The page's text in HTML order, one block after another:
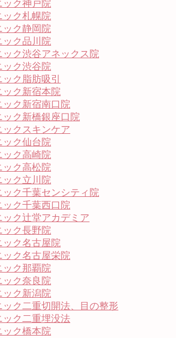
ック神戸院
ック札幌院
ック静岡院
ック品川院
ク渋谷アネックス院
ック渋谷院
ク脂肪吸引
ク新宿本院
ク新宿南口院
ク新橋銀座口院
クスキンケア
ック仙台院
ック高崎院
ック高松院
ック立川院
ク千葉センシティ院
ク千葉西口院
ク辻堂アカデミア
ック長野院
ク名古屋院
ク名古屋栄院
ック那覇院
ック奈良院
ック新潟院
ク二重切開法、目の整形
ク二重埋没法
ック橋本院